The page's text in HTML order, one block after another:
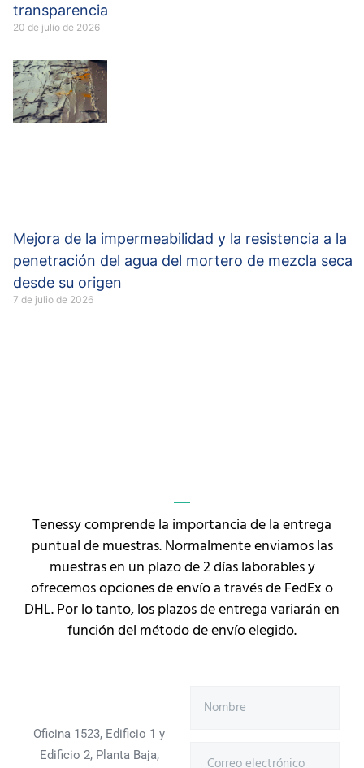
transparencia
20 de julio de 2026
Mejora de la impermeabilidad y la resistencia a la
penetración del agua del mortero de mezcla seca
desde su origen
7 de julio de 2026
Tenessy comprende la importancia de la entrega
puntual de muestras. Normalmente enviamos las
muestras en un plazo de 2 días laborables y
ofrecemos opciones de envío a través de FedEx o
DHL. Por lo tanto, los plazos de entrega variarán en
función del método de envío elegido.
Oficina 1523, Edificio 1 y
Edificio 2, Planta Baja,